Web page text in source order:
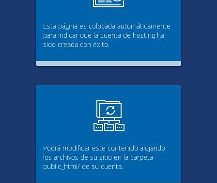
Esta página es colocada automáticamente
para indicar que la cuenta de hosting ha
sido creada con éxito.
Podrá modificar este contenido alojando
los archivos de su sitio en la carpeta
public_html/ de su cuenta.